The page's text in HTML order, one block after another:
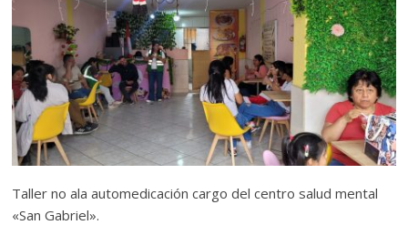
Taller no ala automedicación cargo del centro salud mental
«San Gabriel».